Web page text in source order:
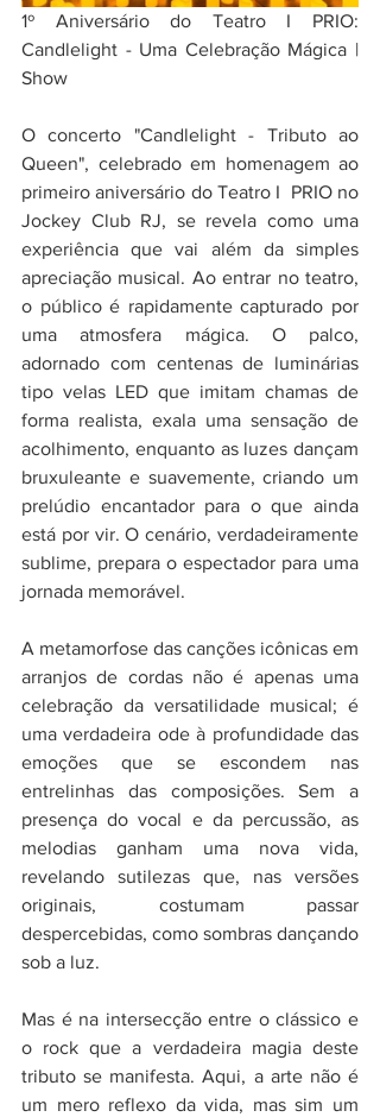
1º Aniversário do Teatro I PRIO:
Candlelight - Uma Celebração Mágica |
Show
O concerto "Candlelight - Tributo ao
Queen", celebrado em homenagem ao
primeiro aniversário do Teatro I  PRIO no
Jockey Club RJ, se revela como uma
experiência que vai além da simples
apreciação musical. Ao entrar no teatro,
o público é rapidamente capturado por
uma atmosfera mágica. O palco,
adornado com centenas de luminárias
tipo velas LED que imitam chamas de
forma realista, exala uma sensação de
acolhimento, enquanto as luzes dançam
bruxuleante e suavemente, criando um
prelúdio encantador para o que ainda
está por vir. O cenário, verdadeiramente
sublime, prepara o espectador para uma
jornada memorável.
A metamorfose das canções icônicas em
arranjos de cordas não é apenas uma
celebração da versatilidade musical; é
uma verdadeira ode à profundidade das
emoções que se escondem nas
entrelinhas das composições. Sem a
presença do vocal e da percussão, as
melodias ganham uma nova vida,
revelando sutilezas que, nas versões
originais, costumam passar
despercebidas, como sombras dançando
sob a luz.
Mas é na intersecção entre o clássico e
o rock que a verdadeira magia deste
tributo se manifesta. Aqui, a arte não é
um mero reflexo da vida, mas sim um